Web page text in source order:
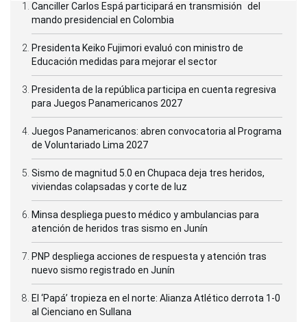
Canciller Carlos Espá participará en transmisión del
mando presidencial en Colombia
Presidenta Keiko Fujimori evaluó con ministro de
Educación medidas para mejorar el sector
Presidenta de la república participa en cuenta regresiva
para Juegos Panamericanos 2027
Juegos Panamericanos: abren convocatoria al Programa
de Voluntariado Lima 2027
Sismo de magnitud 5.0 en Chupaca deja tres heridos,
viviendas colapsadas y corte de luz
Minsa despliega puesto médico y ambulancias para
atención de heridos tras sismo en Junín
PNP despliega acciones de respuesta y atención tras
nuevo sismo registrado en Junín
El ‘Papá’ tropieza en el norte: Alianza Atlético derrota 1-0
al Cienciano en Sullana